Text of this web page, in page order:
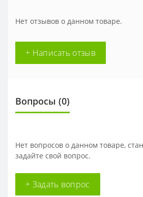
Нет отзывов о данном товаре.
+ Написать отзыв
Вопросы (0)
Нет вопросов о данном товаре,
задайте свой вопрос.
+ Задать вопрос